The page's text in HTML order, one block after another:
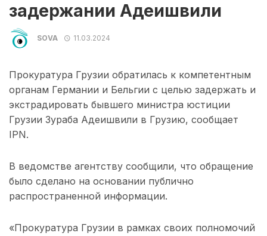
задержании Адеишвили
SOVA 11.03.2024
Прокуратура Грузии обратилась к компетентным
органам Германии и Бельгии с целью задержать и
экстрадировать бывшего министра юстиции
Грузии Зураба Адеишвили в Грузию, сообщает
IPN.
В ведомстве агентству сообщили, что обращение
было сделано на основании публично
распространенной информации.
«Прокуратура Грузии в рамках своих полномочий